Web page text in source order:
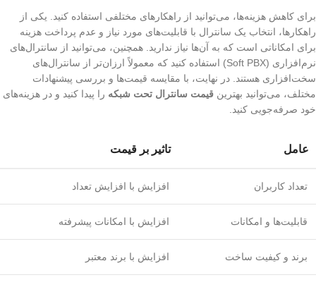
برای کاهش هزینه‌ها، می‌توانید از راهکارهای مختلفی استفاده کنید. یکی از
راهکارها، انتخاب یک سانترال با قابلیت‌های مورد نیاز و عدم پرداخت هزینه
برای امکاناتی است که به آن‌ها نیاز ندارید. همچنین، می‌توانید از سانترال‌های
نرم‌افزاری (Soft PBX) استفاده کنید که معمولاً ارزان‌تر از سانترال‌های
سخت‌افزاری هستند. در نهایت، با مقایسه قیمت‌ها و بررسی پیشنهادات
مختلف، می‌توانید بهترین قیمت سانترال تحت شبکه را پیدا کنید و در هزینه‌های
خود صرفه‌جویی کنید.
عامل تاثیر بر قیمت
تعداد کاربران افزایش با افزایش تعداد
قابلیت‌ها و امکانات افزایش با امکانات پیشرفته
برند و کیفیت ساخت افزایش با برند معتبر